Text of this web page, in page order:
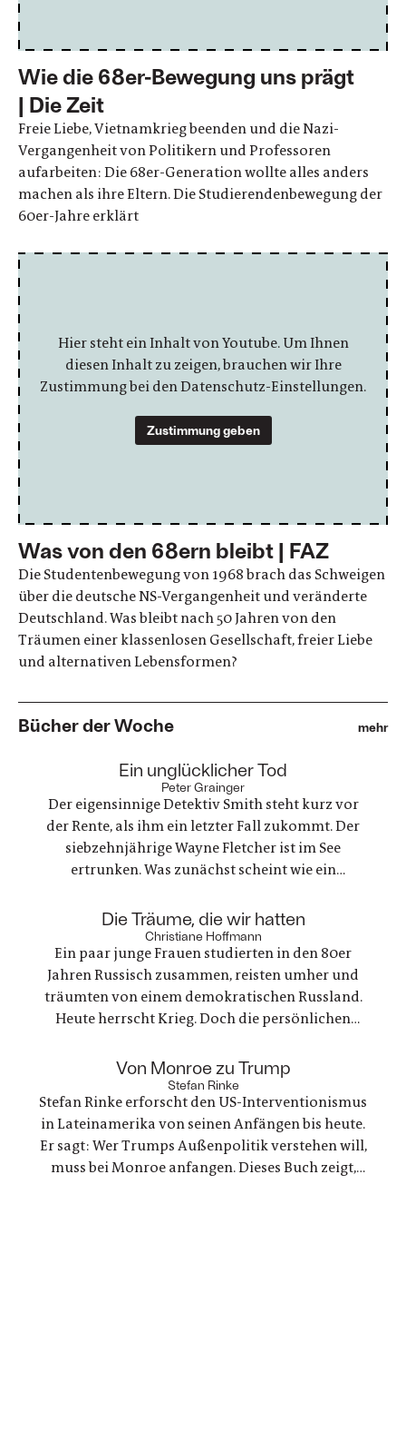
Wie die 68er-Bewegung uns prägt
| Die Zeit
Freie Liebe, Vietnamkrieg beenden und die Nazi-
Vergangenheit von Politikern und Professoren
aufarbeiten: Die 68er-Generation wollte alles anders
machen als ihre Eltern. Die Studierendenbewegung der
60er-Jahre erklärt
Hier steht ein Inhalt von Youtube. Um Ihnen
diesen Inhalt zu zeigen, brauchen wir Ihre
Zustimmung bei den Datenschutz-Einstellungen.
Zustimmung geben
Was von den 68ern bleibt | FAZ
Die Studentenbewegung von 1968 brach das Schweigen
über die deutsche NS-Vergangenheit und veränderte
Deutschland. Was bleibt nach 50 Jahren von den
Träumen einer klassenlosen Gesellschaft, freier Liebe
und alternativen Lebensformen?
Bücher der Woche mehr
Ein unglücklicher Tod
Peter Grainger
Der eigensinnige Detektiv Smith steht kurz vor
der Rente, als ihm ein letzter Fall zukommt. Der
siebzehnjährige Wayne Fletcher ist im See
ertrunken. Was zunächst scheint wie ein
anderes heraus. Es geht um nichts weniger als die
große Frage nach Gerechtigkeit. Eine
nervenaufreibende Ermittlung beginnt
Die Träume, die wir hatten
Christiane Hoffmann
Ein paar junge Frauen studierten in den 80er
Jahren Russisch zusammen, reisten umher und
träumten von einem demokratischen Russland.
Heute herrscht Krieg. Doch die persönlichen
gerade als eine der Frauen stirbt. Ein Buch über
Trauer und Hoffnung in deutsch-ukranisch-
russischen Beziehungen
Von Monroe zu Trump
Stefan Rinke
Stefan Rinke erforscht den US-Interventionismus
in Lateinamerika von seinen Anfängen bis heute.
Er sagt: Wer Trumps Außenpolitik verstehen will,
muss bei Monroe anfangen. Dieses Buch zeigt,